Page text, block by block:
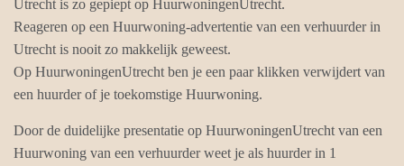
Utrecht is zo gepiept op HuurwoningenUtrecht.
Reageren op een Huurwoning-advertentie van een verhuurder in
Utrecht is nooit zo makkelijk geweest.
Op HuurwoningenUtrecht ben je een paar klikken verwijdert van
een huurder of je toekomstige Huurwoning.
Door de duidelijke presentatie op HuurwoningenUtrecht van een
Huurwoning van een verhuurder weet je als huurder in 1